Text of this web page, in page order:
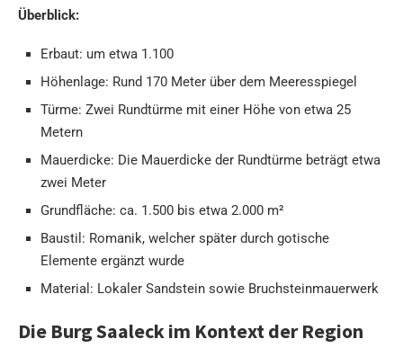
Überblick:
Erbaut: um etwa 1.100
Höhenlage: Rund 170 Meter über dem Meeresspiegel
Türme: Zwei Rundtürme mit einer Höhe von etwa 25
Metern
Mauerdicke: Die Mauerdicke der Rundtürme beträgt etwa
zwei Meter
Grundfläche: ca. 1.500 bis etwa 2.000 m²
Baustil: Romanik, welcher später durch gotische
Elemente ergänzt wurde
Material: Lokaler Sandstein sowie Bruchsteinmauerwerk
Die Burg Saaleck im Kontext der Region